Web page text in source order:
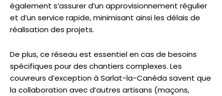
également s’assurer d’un approvisionnement régulier
et d’un service rapide, minimisant ainsi les délais de
réalisation des projets.
De plus, ce réseau est essentiel en cas de besoins
spécifiques pour des chantiers complexes. Les
couvreurs d’exception à Sarlat-la-Canéda savent que
la collaboration avec d’autres artisans (maçons,